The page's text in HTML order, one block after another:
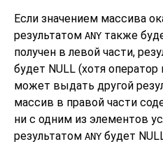
Если значением массива
результатом ANY также
получен в левой части,
будет NULL (хотя
может выдать другой
массив в правой части
ни c одним из элементов
результатом ANY будет